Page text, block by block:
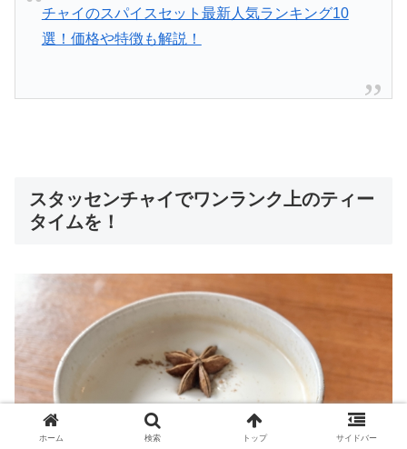
チャイのスパイスセット最新人気ランキング10
選！価格や特徴も解説！
スタッセンチャイでワンランク上のティー
タイムを！
ホーム 検索 トップ サイドバー